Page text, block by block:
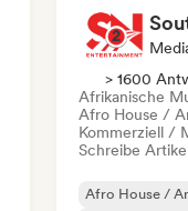
> 1600
Afrikanische
Afro House /
Kommerziell /
Schreibe
Afro House /